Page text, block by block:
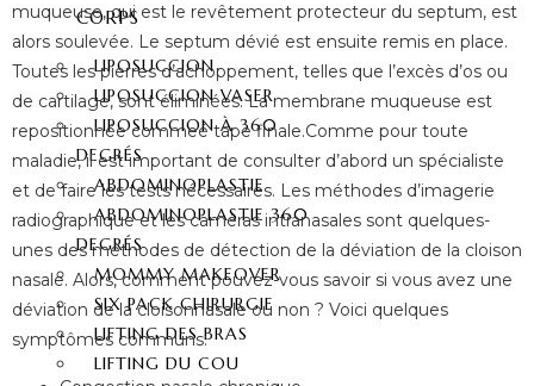
CORPS
LIPOSUCCION
LIPOSUCCION VASER
LIPOSUCCION À 360
DEGRÉS
ABDOMINOPLASTIE
ABDOMINOPLASTIE 360
DEGRÉS
MOMMY MAKEOVER
SIX PACK CHIRURGIE
LIFTING DES BRAS
LIFTING DU COU
muqueuse, qui est le revêtement protecteur du septum, est
alors soulevée. Le septum dévié est ensuite remis en place.
Toutes les pierres d’achoppement, telles que l’excès d’os ou
de cartilage, sont éliminées. La membrane muqueuse est
repositionnée commeé tape finale.Comme pour toute
maladie, il est important de consulter d’abord un spécialiste
et de faire les tests nécessaires. Les méthodes d’imagerie
radiographique et les caméras intranasales sont quelques-
unes des méthodes de détection de la déviation de la cloison
nasale. Alors, comment pouvez-vous savoir si vous avez une
déviation de la cloisonnasale ou non ? Voici quelques
symptômes communs: